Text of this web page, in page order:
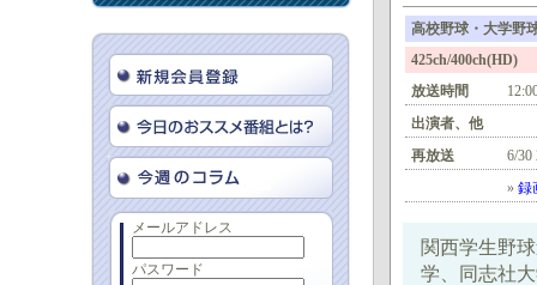
メールアドレス
パスワード
高校野球・大学野
425ch/
放送時間
出演者、他
再放送
6/
» 録
関西学生野
学、同志社